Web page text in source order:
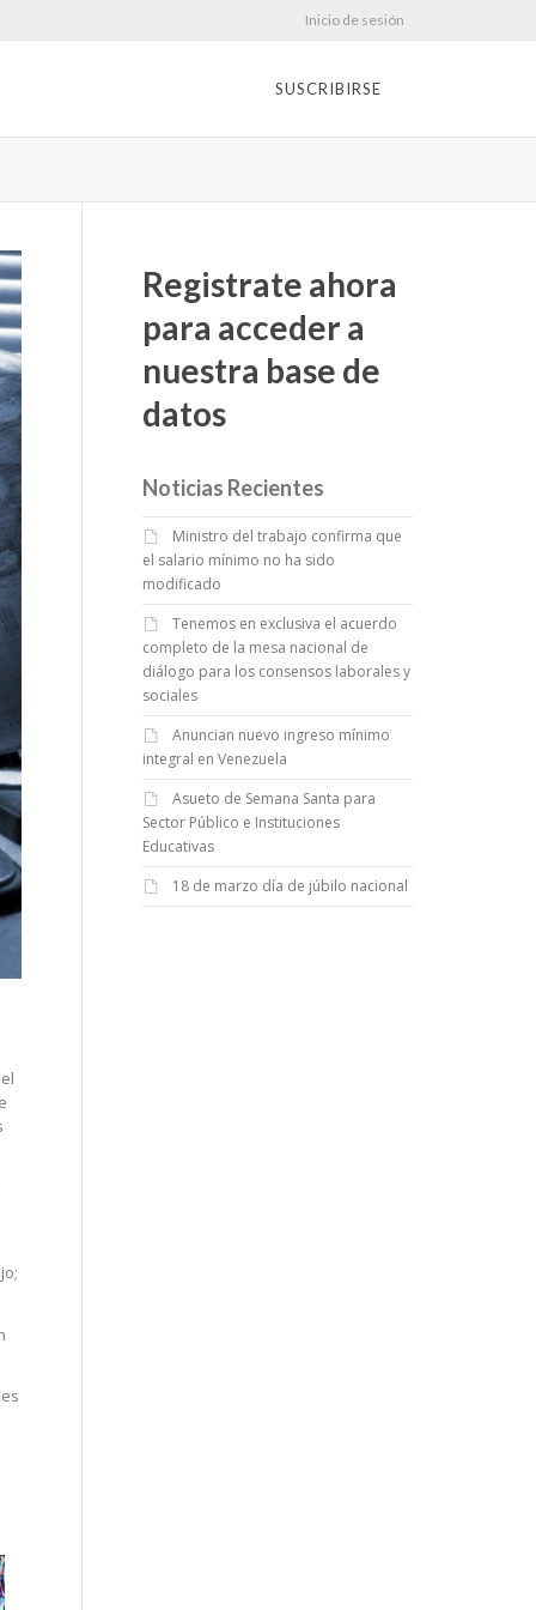
Inicio de sesión
SUSCRIBIRSE
Registrate ahora
para acceder a
nuestra base de
datos
Noticias Recientes
Ministro del trabajo confirma que
el salario mínimo no ha sido
modificado
Tenemos en exclusiva el acuerdo
completo de la mesa nacional de
diálogo para los consensos laborales y
sociales
Anuncian nuevo ingreso mínimo
integral en Venezuela
Asueto de Semana Santa para
Sector Público e Instituciones
Educativas
18 de marzo día de júbilo nacional